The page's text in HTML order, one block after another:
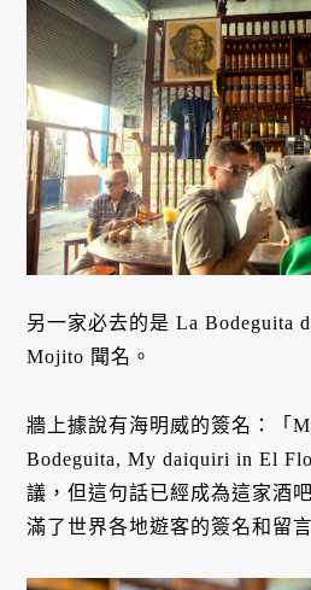
另一家必去的是 La Bodeguita
Mojito 聞名。
牆上據說有海明威的簽名：「
Bodeguita, My daiquiri in El
議，但這句話已經成為這家酒
滿了世界各地遊客的簽名和留言